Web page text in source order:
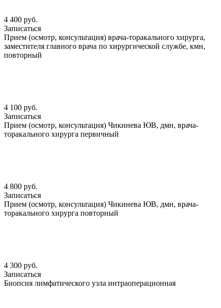
4 400 руб.
Записаться
Прием (осмотр, консультация) врача-торакального хирурга,
заместителя главного врача по хирургической службе, кмн,
повторный
4 100 руб.
Записаться
Прием (осмотр, консультация) Чикинева ЮВ, дмн, врача-
торакального хирурга первичный
4 800 руб.
Записаться
Прием (осмотр, консультация) Чикинева ЮВ, дмн, врача-
торакального хирурга повторный
4 300 руб.
Записаться
Биопсия лимфатического узла интраоперационная